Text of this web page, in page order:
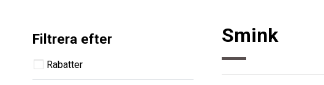
Smink
Filtrera efter
Rabatter